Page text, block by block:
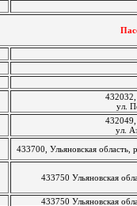
432032,
ул.
432049,
ул.
433700, Ульяновская
433750 Ульяновская
433750 Ульяновская